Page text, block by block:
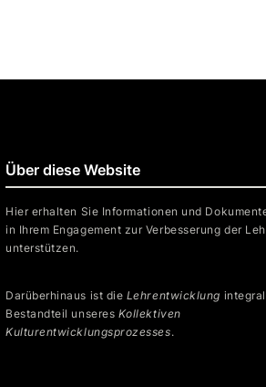
Über diese Website
Hier erhalten Sie Informationen und
in Ihrem Engagement zur Verbesserung der
unterstützen.
Darüberhinaus ist die Lehrentwicklung
Bestandteil unseres Kollektiven
Kulturentwicklungsprozesses.